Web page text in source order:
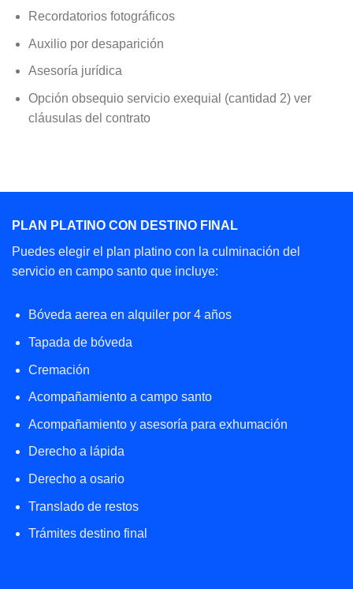
Recordatorios fotográficos
Auxilio por desaparición
Asesoría jurídica
Opción obsequio servicio exequial (cantidad 2) ver
cláusulas del contrato
PLAN PLATINO CON DESTINO FINAL
Puedes elegir el plan platino con la culminación del
servicio en campo santo que incluye:
Bóveda aerea en alquiler por 4 años
Tapada de bóveda
Cremación
Acompañamiento a campo santo
Acompañamiento y asesoría para exhumación
Derecho a lápida
Derecho a osario
Translado de restos
Trámites destino final